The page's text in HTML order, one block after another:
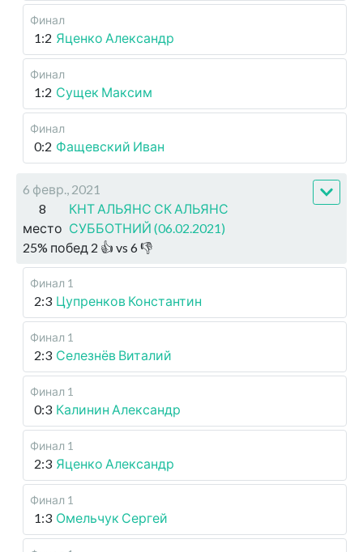
Финал
1:2 Яценко Александр
Финал
1:2 Сущек Максим
Финал
0:2 Фащевский Иван
6 февр., 2021
8
место
КНТ АЛЬЯНС СК АЛЬЯНС
СУББОТНИЙ (06.02.2021)
25% побед 2 👍 vs 6👎
Финал 1
2:3 Цупренков Константин
Финал 1
2:3 Селезнёв Виталий
Финал 1
0:3 Калинин Александр
Финал 1
2:3 Яценко Александр
Финал 1
1:3 Омельчук Сергей